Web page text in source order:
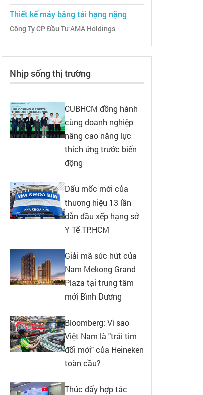
Thiết kế máy băng tải hạng nặng
Công Ty CP Đầu Tư AMA Holdings
Nhịp sống thị trường
CUBHCM đồng hành
cùng doanh nghiệp
nâng cao năng lực
thích ứng trước biến
động
Dấu mốc mới của
thương hiệu 13 lần
dẫn đầu xếp hạng sở
Y Tế TP.HCM
Giải mã sức hút của
Nam Mekong Grand
Plaza tại trung tâm
mới Bình Dương
Bloomberg: Vì sao
Việt Nam là "trái tim
đổi mới" của Heineken
toàn cầu?
Thúc đẩy hợp tác